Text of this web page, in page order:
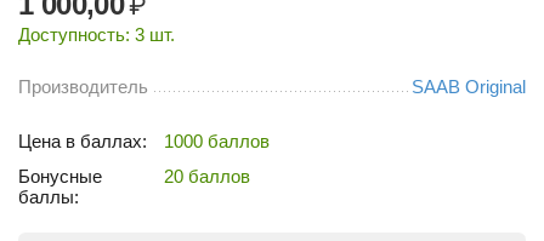
Доступность: 3 шт.
Производитель SAAB Original
Цена в баллах:
1000 баллов
Бонусные
баллы:
20 баллов